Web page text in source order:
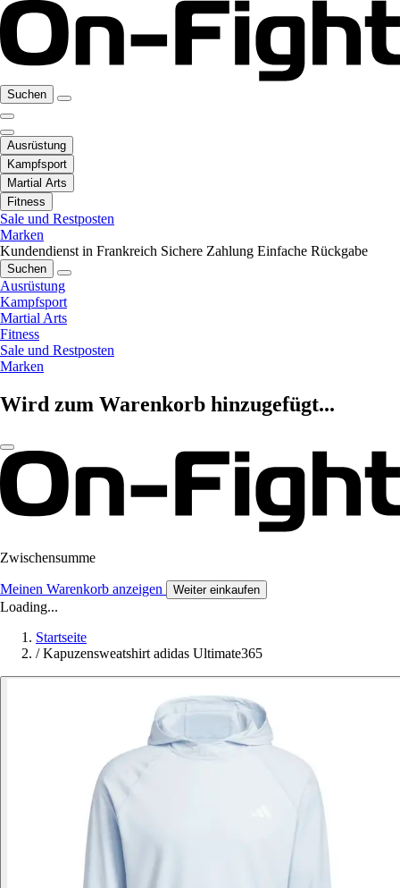
Suchen
Ausrüstung
Kampfsport
Martial Arts
Fitness
Sale und Restposten
Marken
Kundendienst in Frankreich Sichere Zahlung Einfache Rückgabe
Suchen
Ausrüstung
Kampfsport
Martial Arts
Fitness
Sale und Restposten
Marken
Wird zum Warenkorb hinzugefügt...
Zwischensumme
Meinen Warenkorb anzeigen Weiter einkaufen
Loading...
Startseite
/ Kapuzensweatshirt adidas Ultimate365